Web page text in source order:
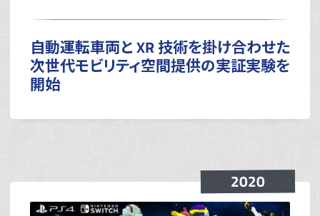
自動運転車両と XR 技術を掛け合わせた
次世代モビリティ空間提供の実証実験を
開始
2020